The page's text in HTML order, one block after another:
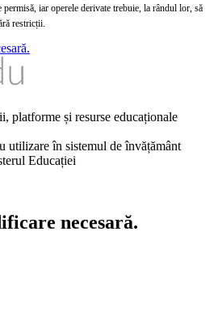
iar operele derivate trebuie, la rândul lor, să
restricții.
platforme și resurse educaționale
utilizare în sistemul de învățământ
Educației
necesară.